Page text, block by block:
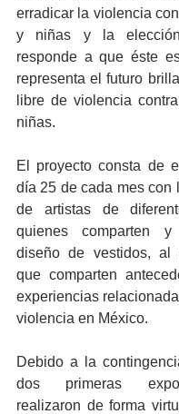
erradicar la violencia
y niñas y la
responde a que éste
representa el futuro
libre de violencia
niñas.
El proyecto consta de
día 25 de cada mes con
de artistas de
quienes comparten y
diseño de vestidos, al
que comparten
experiencias
violencia en México.
Debido a la
dos primeras
realizaron de forma